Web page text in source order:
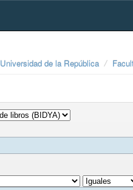
Universidad de la República